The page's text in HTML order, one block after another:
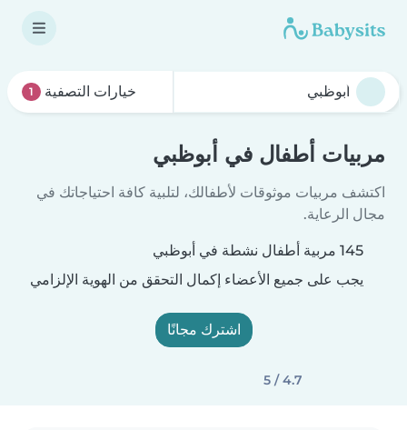
خيارات التصفية 1
مربيات أطفال في أبوظبي
اكتشف مربيات موثوقات لأطفالك، لتلبية كافة احتياجاتك في
مجال الرعاية.
145 مربية أطفال نشطة في أبوظبي
يجب على جميع الأعضاء إكمال التحقق من الهوية الإلزامي
اشترك مجانًا
4.7 / 5